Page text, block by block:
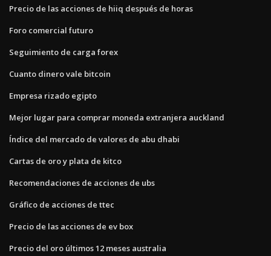
Precio de las acciones de hiiq después de horas
Foro comercial futuro
Seguimiento de carga forex
Cuanto dinero vale bitcoin
Empresa rizado egipto
Mejor lugar para comprar moneda extranjera auckland
Índice del mercado de valores de abu dhabi
Cartas de oro y plata de kitco
Recomendaciones de acciones de ubs
Gráfico de acciones de ttec
Precio de las acciones de ev box
Precio del oro últimos 12 meses australia